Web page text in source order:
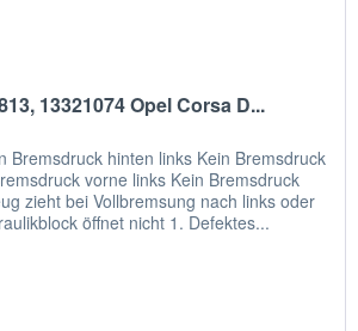
13321074 Opel Corsa D...
Bremsdruck hinten links Kein Bremsdruck
vorne links Kein Bremsdruck
zieht bei Vollbremsung nach links oder
öffnet nicht 1. Defektes...